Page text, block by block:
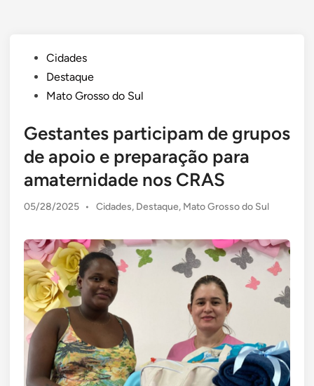
PostedCidades
Destaque
Mato Grosso do Sul
Gestantes participam de grupos
de apoio e preparação para
amaternidade nos CRAS
05/28/2025 •
Posted
Cidades, Destaque, Mato Grosso do Sul